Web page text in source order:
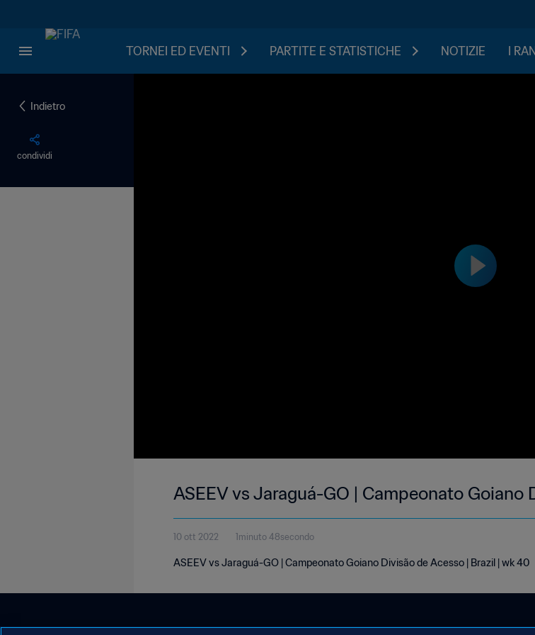
TORNEI ED EVENTI PARTITE E STATISTICHE NOTIZIE I
Indietro
condividi
ASEEV vs Jaraguá-GO | Campeonato
10 ott 2022 1minuto 48secondo
ASEEV vs Jaraguá-GO | Campeonato Goiano Divisão de Acesso | Brazil | wk 40